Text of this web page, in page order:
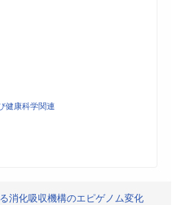
健康科学関連
消化吸収機構のエピゲノム変化